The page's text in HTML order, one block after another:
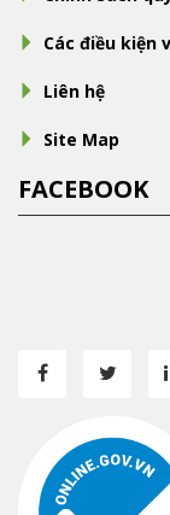
Các điều kiện
Liên hệ
Site Map
FACEBOOK